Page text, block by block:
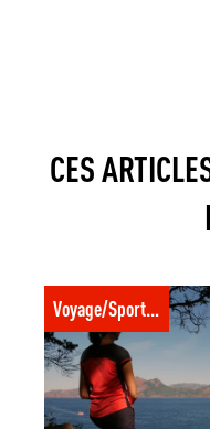
CES
L'Italie à pied : trek
Naples et la côte
Voyage/Sport trotter